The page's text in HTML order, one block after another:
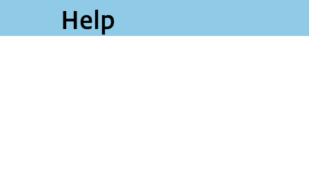
Help